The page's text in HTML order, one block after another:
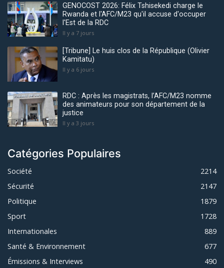
GENOCOST 2026: Félix Tshisekedi charge le
Rwanda et l'AFC/M23 qu'il accuse d'occuper
l'Est de la RDC
Il y a 7 jours
[Tribune] Le huis clos de la République (Olivier
Kamitatu)
Il y a 6 jours
RDC : Après les magistrats, l’AFC/M23 nomme
des animateurs pour son département de la
justice
Il y a 3 jours
Catégories Populaires
Société
2214
Sécurité
2147
Politique
1879
Sport
1728
Internationales
889
Santé & Environnement
677
Émissions & Interviews
490